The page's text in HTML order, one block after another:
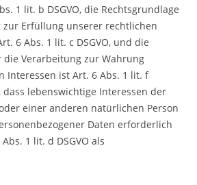
1 lit. b DSGVO, die Rechtsgrundlage
Erfüllung unserer rechtlichen
6 Abs. 1 lit. c DSGVO, und die
die Verarbeitung zur Wahrung
Interessen ist Art. 6 Abs. 1 lit. f
dass lebenswichtige Interessen der
einer anderen natürlichen Person
Daten erforderlich
1 lit. d DSGVO als